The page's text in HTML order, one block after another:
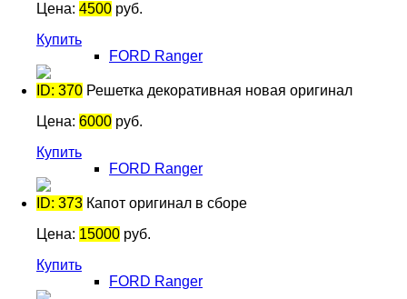
Цена: 4500 руб.
Купить
FORD Ranger
ID: 370 Решетка декоративная новая оригинал
Цена: 6000 руб.
Купить
FORD Ranger
ID: 373 Капот оригинал в сборе
Цена: 15000 руб.
Купить
FORD Ranger